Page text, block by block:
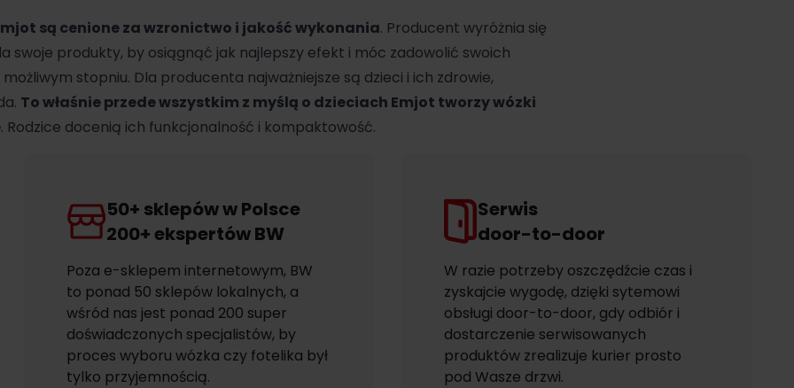
są cenione za wzronictwo i jakość wykonania. Producent wyróżnia się
swoje produkty, by osiągnąć jak najlepszy efekt i móc zadowolić swoich
stopniu. Dla producenta najważniejsze są dzieci i ich zdrowie,
To właśnie przede wszystkim z myślą o dzieciach Emjot tworzy wózki
. Rodzice docenią ich funkcjonalność i kompaktowość.
50+ sklepów w Polsce
200+ ekspertów BW
Poza e-sklepem internetowym, BW
to ponad 50 sklepów lokalnych, a
wśród nas jest ponad 200 super
doświadczonych specjalistów, by
proces wyboru wózka czy fotelika był
tylko przyjemnością.
Serwis
door-to-door
W razie potrzeby oszczędźcie czas i
zyskajcie wygodę, dzięki sytemowi
obsługi door-to-door, gdy odbiór i
dostarczenie serwisowanych
produktów zrealizuje kurier prosto
pod Wasze drzwi.